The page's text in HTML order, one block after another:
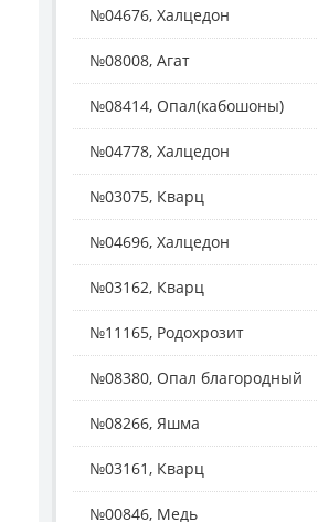
№04676, Халцедон
№08008, Агат
№08414, Опал(кабошоны)
№04778, Халцедон
№03075, Кварц
№04696, Халцедон
№03162, Кварц
№11165, Родохрозит
№08380, Опал благородный
№08266, Яшма
№03161, Кварц
№00846, Медь